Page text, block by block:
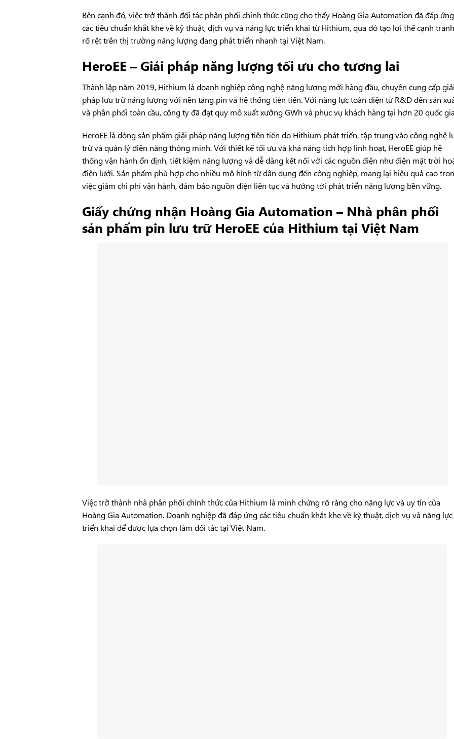
Bên cạnh đó, việc trở thành đối tác phân phối chính thức cũng cho thấy Hoàng Gia Automation đã đáp ứng
các tiêu chuẩn khắt khe về kỹ thuật, dịch vụ và năng lực triển khai từHithium, qua đó tạo lợi thế cạnh tranh
rõ rệt trên thị trường năng lượng đang phát triển nhanh tại Việt Nam.
HeroEE – Giải pháp năng lượng tối ưu cho tương lai
Thành lập năm 2019, Hithium là doanh nghiệp công nghệ năng lượng mới hàng đầu, chuyên cung cấp giải
pháp lưu trữ năng lượng với nền tảng pin và hệ thống tiên tiến. Với năng lực toàn diện từ R&D đến sản
và phân phối toàn cầu, công ty đã đạt quy mô xuất xưởng GWh và phục vụ khách hàng tại hơn 20 quốc
HeroEE là dòng sản phẩm giải pháp năng lượng tiên tiến do Hithium phát triển, tập trung vào công nghệ
trữ và quản lý điện năng thông minh. Với thiết kế tối ưu và khả năng tích hợp linh hoạt, HeroEE giúp hệ
thống vận hành ổn định, tiết kiệm năng lượng và dễ dàng kết nối với các nguồn điện như điện mặt trời
điện lưới. Sản phẩm phù hợp cho nhiều mô hình từ dân dụng đến công nghiệp, mang lại hiệu quả cao
việc giảm chi phí vận hành, đảm bảo nguồn điện liên tục và hướng tới phát triển năng lượng bền vững.
Giấy chứng nhận Hoàng Gia Automation – Nhà phân phối
sản phẩm pin lưu trữ HeroEE của Hithium tại Việt Nam
Việc trở thành nhà phân phối chính thức của Hithium là minh chứng rõ ràng cho năng lực và uy tín của
Hoàng Gia Automation. Doanh nghiệp đã đáp ứng các tiêu chuẩn khắt khe về kỹ thuật, dịch vụ và năng lực
triển khai để được lựa chọn làm đối tác tại Việt Nam.